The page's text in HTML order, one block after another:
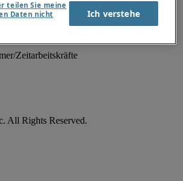
Zeitarbeitskräfte
teilen Sie meine
Daten nicht
Ich verstehe